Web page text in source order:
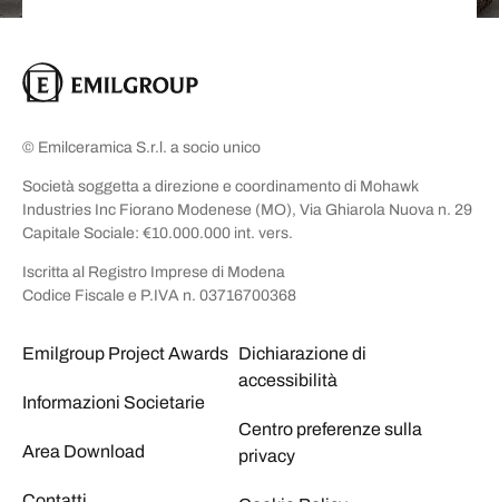
© Emilceramica S.r.l. a socio unico
Società soggetta a direzione e coordinamento di Mohawk
Industries Inc Fiorano Modenese (MO), Via Ghiarola Nuova n. 29
Capitale Sociale: €10.000.000 int. vers.
Iscritta al Registro Imprese di Modena
Codice Fiscale e P.IVA n. 03716700368
Emilgroup Project Awards
Informazioni Societarie
Area Download
Dichiarazione di
accessibilità
Centro preferenze sulla
privacy